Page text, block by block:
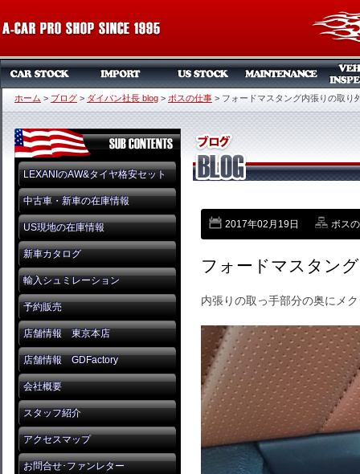
ホーム > ブログ > ダイバン社長 blog > ボスの仕事 > フォードマスタング内張りの取り
LEXANIのAW&タイヤ格安セット
中古車・新車の在庫情報
US現地の在庫情報
新車カタログ
輸入シュミレーション
予約販売
店舗情報 東京本店
店舗情報 GDFactory
会社概要
スタッフ紹介
アクセスマップ
お問合せ･ファンレター
2017年02月19日 ボス
フォードマスタン
内張りの取っ手部分の奥にメ